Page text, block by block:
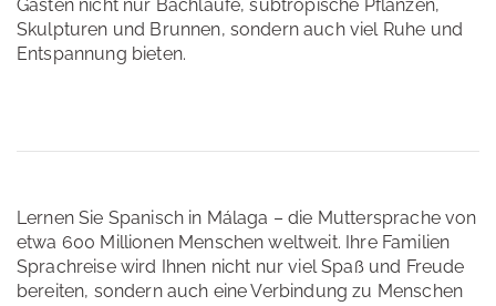
Gästen nicht nur Bachläufe, subtropische Pflanzen,
Skulpturen und Brunnen, sondern auch viel Ruhe und
Entspannung bieten.
Lernen Sie Spanisch in Málaga – die Muttersprache von
etwa 600 Millionen Menschen weltweit. Ihre Familien
Sprachreise wird Ihnen nicht nur viel Spaß und Freude
bereiten, sondern auch eine Verbindung zu Menschen